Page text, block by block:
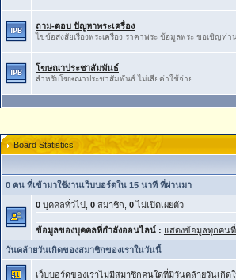
ถาม-ตอบ ปัญหาพระเครื่อง
ไขข้อสงสัยเรื่องพระเครื่อง ราคาพระ ข้อมูลพระ ขอเชิญ
โฆษณาประชาสัมพันธ์
สำหรับโฆษณาประชาสัมพันธ์ ไม่เสียค่าใช้จ่าย
Board Statistics
0 คน ที่เข้ามาใช้งานเว็บบอร์ดใน 15 นาที ที่ผ่านมา
0 บุคคลทั่วไป, 0 สมาชิก, 0ไม่เปิดเผยตัว
ข้อมูลของบุคคลที่กำลังออนไลน์ : แสดงข้อมูลทุกคน
วันคล้ายวันเกิดของสมาชิกของเราในวันนี้
เว็บบอร์ดของเราไม่มีสมาชิกคนใดที่มีวันคล้ายวันเกิด